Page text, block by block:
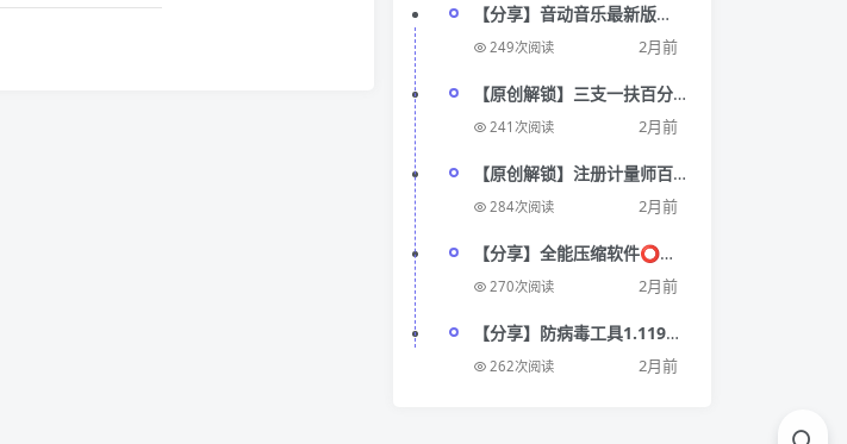
【分享】音动音乐最新版🔥
聚合全网音乐，无损听歌
249次阅读 2月前
【原创解锁】三支一扶百分
题库🔥解锁会员🔥真题刷题
241次阅读 2月前
【原创解锁】注册计量师百
分题库🔥解锁会员🔥真题押
284次阅读 2月前
【分享】全能压缩软件⭕一
键压缩解压⭕解锁会员版
270次阅读 2月前
【分享】防病毒工具1.119高
级版🏀文件管理杀毒软件
262次阅读 2月前